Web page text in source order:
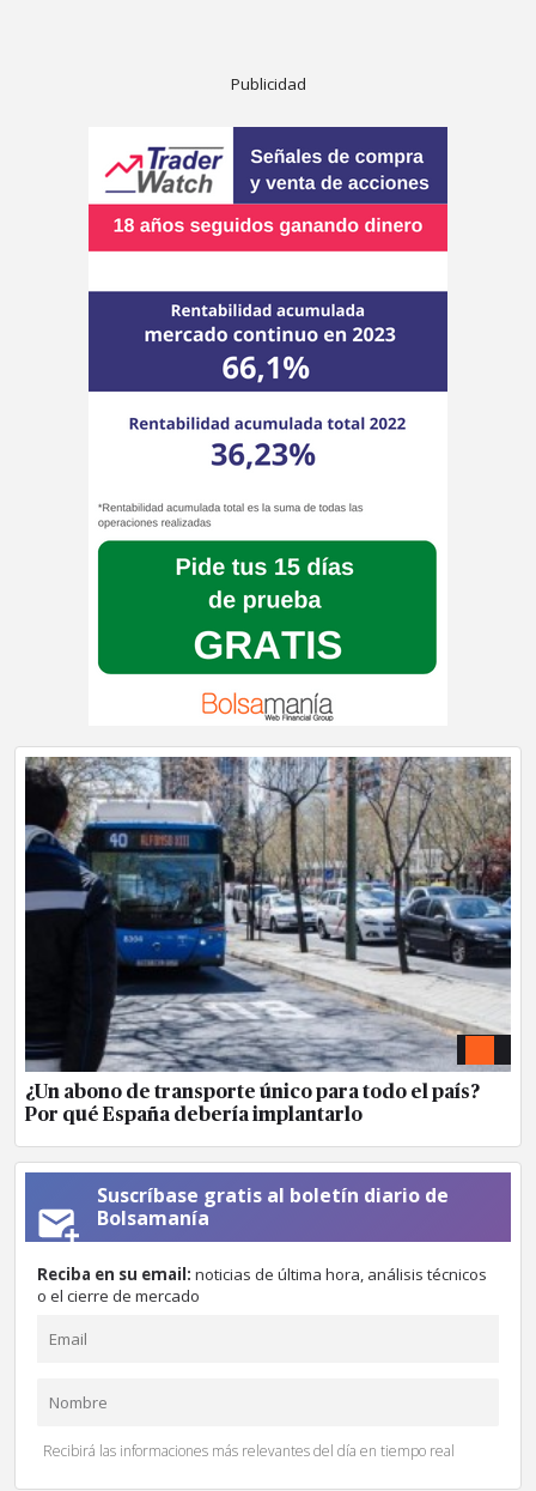
Publicidad
¿Un abono de transporte único para todo el país?
Por qué España debería implantarlo
Suscríbase gratis al boletín diario de
Bolsamanía
Reciba en su email: noticias de última hora, análisis técnicos
o el cierre de mercado
Recibirá las informaciones más relevantes del día en tiempo real